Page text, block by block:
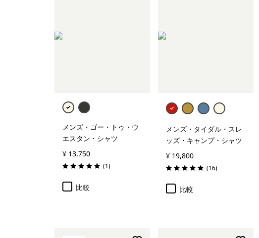
メンズ・ゴー・トゥ・ウ
エスタン・シャツ
¥ 13,750
評価: 5.0 / 5 (1レビュー
)
比較
メンズ・タイダル・スレ
ッズ・キャンプ・シャツ
¥ 19,800
評価: 4.9 / 5 (16レビュー
)
比較